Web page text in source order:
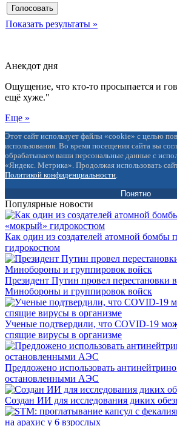
Показать результаты »
Анекдот дня
Ощущение, что кто-то просыпается и
ещё хуже."
Еще »
Этот сайт использует файлы «cookie» с целью
использования. Во время посещения сайта вы
обрабатываем ваши персональные данные с
«Яндекс. Метрика». Продолжая использовать
Политикой конфиденциальности.
Понятно
Популярные новости
Как один из создателей атомной бомбы
гидрокостюм
Президент Путин провел перестановки
Минобороны и группировок войск
Ученые подтвердили, что COVID-19
спящие вирусы в организме
Предложено использовать
остановленными АЭС
Создан ИИ для исследования диких